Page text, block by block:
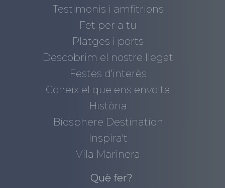
Testimonis i amfitrions
Fet per a tu
Platges i ports
Descobrim el nostre llegat
Festes d'interès
Coneix el que ens envolta
Història
Biosphere Destination
Inspira't
Vila Marinera
Què fer?